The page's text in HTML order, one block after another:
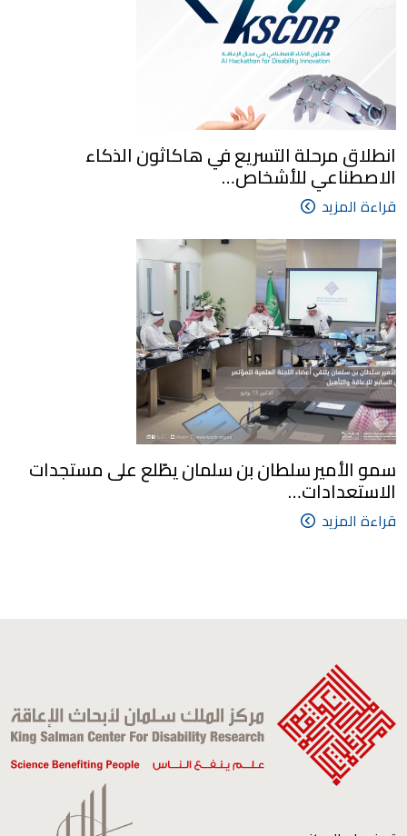
انطلاق مرحلة التسريع في هاكاثون الذكاء
الاصطناعي للأشخاص…
قراءة المزيد
سمو الأمير سلطان بن سلمان يطّلع على مستجدات
الاستعدادات…
قراءة المزيد